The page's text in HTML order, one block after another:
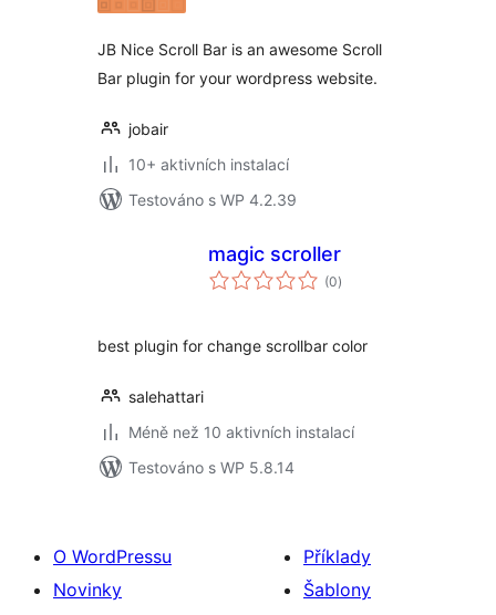
JB Nice Scroll Bar is an awesome Scroll
Bar plugin for your wordpress website.
jobair
10+ aktivních instalací
Testováno s WP 4.2.39
magic scroller
(0celkové
hodnocení
)
best plugin for change scrollbar color
salehattari
Méně než 10 aktivních instalací
Testováno s WP 5.8.14
O WordPressu
Novinky
Příklady
Šablony